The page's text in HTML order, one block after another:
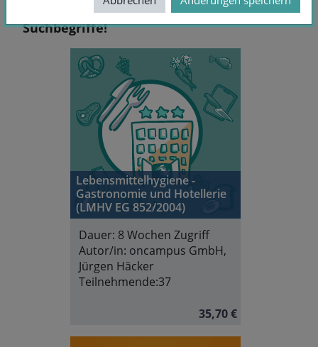
Keine Treffer - Versuchen Sie andere
Suchbegriffe!
Lebensmittelhygiene -
Gastronomie und Hotellerie
(LMHV EG 852/2004)
Dauer: 8 Wochen Zugriff
Autor/in: oncampus GmbH,
Jürgen Häcker
Teilnehmende:37
35,70 €